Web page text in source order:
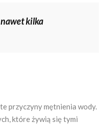
kilka
przyczyny mętnienia wody.
które żywią się tymi